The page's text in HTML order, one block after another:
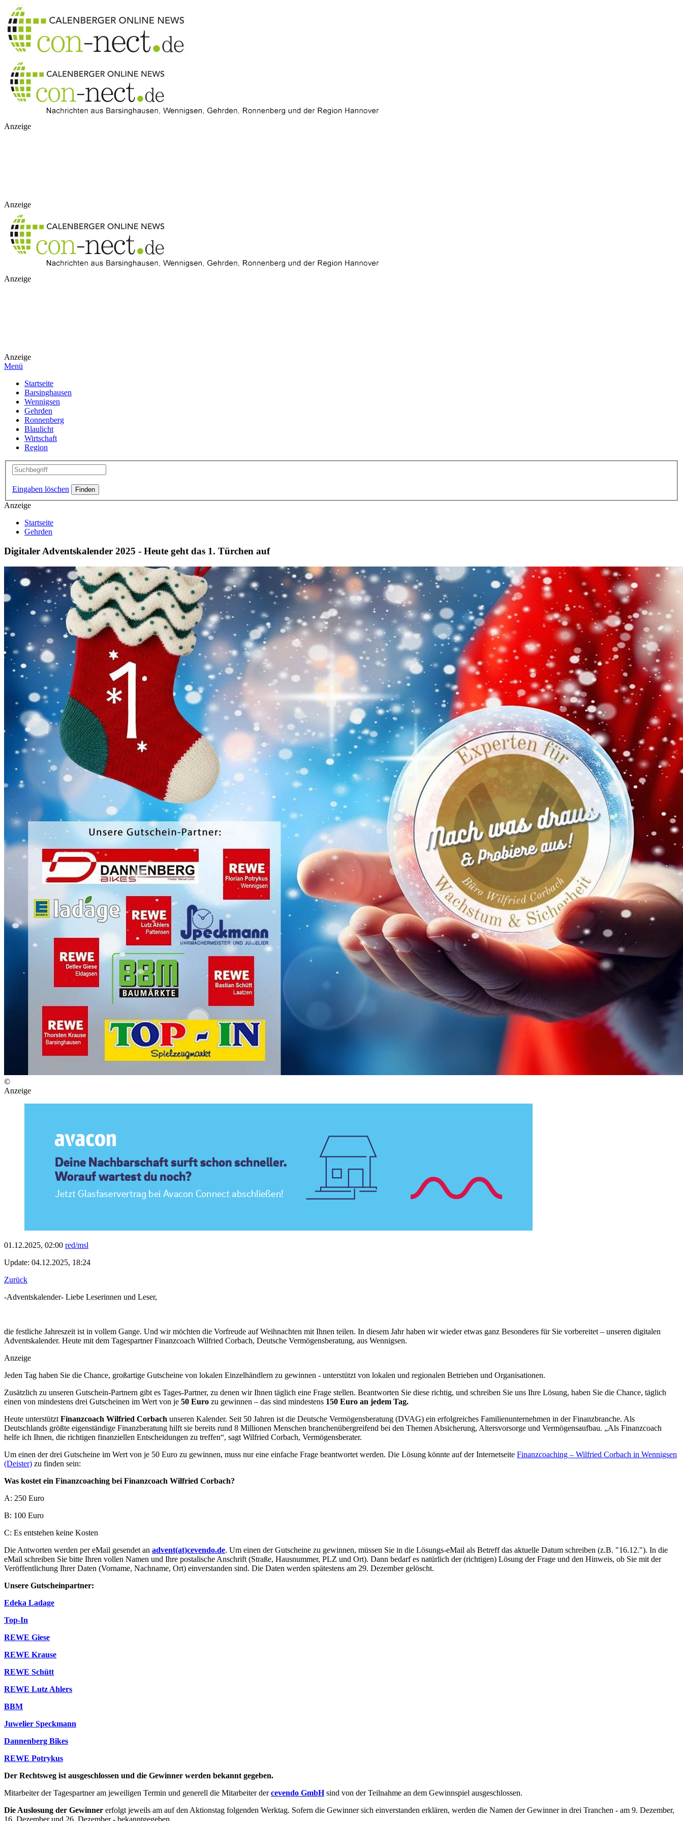
Anzeige
Anzeige
Anzeige
Anzeige
Menü
Startseite
Barsinghausen
Wennigsen
Gehrden
Ronnenberg
Blaulicht
Wirtschaft
Region
Eingaben löschen
Anzeige
Startseite
Gehrden
Digitaler Adventskalender 2025 - Heute geht das 1. Türchen auf
©
Anzeige
01.12.2025, 02:00 red/msl
Update: 04.12.2025, 18:24
Zurück
-Adventskalender- Liebe Leserinnen und Leser,
die festliche Jahreszeit ist in vollem Gange. Und wir möchten die Vorfreude auf Weihnachten mit Ihnen teilen. In diesem Jahr haben wir wieder etwas ganz Besonderes für Sie vorbereitet – unseren digitalen
Adventskalender. Heute mit dem Tagespartner Finanzcoach Wilfried Corbach, Deutsche Vermögensberatung, aus Wennigsen.
Anzeige
Jeden Tag haben Sie die Chance, großartige Gutscheine von lokalen Einzelhändlern zu gewinnen - unterstützt von lokalen und regionalen Betrieben und Organisationen.
Zusätzlich zu unseren Gutschein-Partnern gibt es Tages-Partner, zu denen wir Ihnen täglich eine Frage stellen. Beantworten Sie diese richtig, und schreiben Sie uns Ihre Lösung, haben Sie die Chance, täglich
einen von mindestens drei Gutscheinen im Wert von je 50 Euro zu gewinnen – das sind mindestens 150 Euro an jedem Tag.
Heute unterstützt Finanzcoach Wilfried Corbach unseren Kalender. Seit 50 Jahren ist die Deutsche Vermögensberatung (DVAG) ein erfolgreiches Familienunternehmen in der Finanzbranche. Als
Deutschlands größte eigenständige Finanzberatung hilft sie bereits rund 8 Millionen Menschen branchenübergreifend bei den Themen Absicherung, Altersvorsorge und Vermögensaufbau. „Als Finanzcoach
helfe ich Ihnen, die richtigen finanziellen Entscheidungen zu treffen“, sagt Wilfried Corbach, Vermögensberater.
Um einen der drei Gutscheine im Wert von je 50 Euro zu gewinnen, muss nur eine einfache Frage beantwortet werden. Die Lösung könnte auf der Internetseite Finanzcoaching – Wilfried Corbach in Wennigsen
(Deister) zu finden sein:
Was kostet ein Finanzcoaching bei Finanzcoach Wilfried Corbach?
A: 250 Euro
B: 100 Euro
C: Es entstehen keine Kosten
Die Antworten werden per eMail gesendet an advent(at)cevendo.de. Um einen der Gutscheine zu gewinnen, müssen Sie in die Lösungs-eMail als Betreff das aktuelle Datum schreiben (z.B. "16.12."). In die
eMail schreiben Sie bitte Ihren vollen Namen und Ihre postalische Anschrift (Straße, Hausnummer, PLZ und Ort). Dann bedarf es natürlich der (richtigen) Lösung der Frage und den Hinweis, ob Sie mit der
Veröffentlichung Ihrer Daten (Vorname, Nachname, Ort) einverstanden sind. Die Daten werden spätestens am 29. Dezember gelöscht.
Unsere Gutscheinpartner:
Edeka Ladage
Top-In
REWE Giese
REWE Krause
REWE Schütt
REWE Lutz Ahlers
BBM
Juwelier Speckmann
Dannenberg Bikes
REWE Potrykus
Der Rechtsweg ist ausgeschlossen und die Gewinner werden bekannt gegeben.
Mitarbeiter der Tagespartner am jeweiligen Termin und generell die Mitarbeiter dercevendo GmbHsind von der Teilnahme an dem Gewinnspiel ausgeschlossen.
Die Auslosung der Gewinner erfolgt jeweils am auf den Aktionstag folgenden Werktag. Sofern die Gewinner sich einverstanden erklären, werden die Namen der Gewinner in drei Tranchen - am 9. Dezember,
16. Dezember und 26. Dezember - bekanntgegeben.